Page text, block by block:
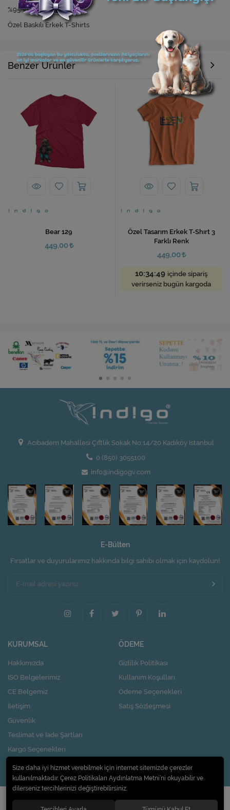
%95 Viskon %5 Elastan
Özel Baskılı Erkek T-Shirts
Benzer Ürünler
Bear 129
449,00
Özel Tasarım Erkek T-Shırt 3
Farklı Renk
449,00
10:34:49 içinde sipariş
verirseniz bugün kargoda
Acıbadem Mahallesi Çiftlik Sokak No:14/20 Kadıköy İstanbul
0 (850) 3055100
info@indigogv.com
E-Bülten
Fırsatlar ve duyurularımız hakkında bilgi sahibi olmak için kaydolun!
KURUMSAL
Hakkımızda
ISO Belgelerimiz
CE Belgemiz
İletişim
Güvenlik
Teslimat ve İade Şartları
Kargo Seçenekleri
Nasıl Kupon Kazanırım?
ÖDEME
Gizlilik Politikası
Kullanım Koşulları
Ödeme Seçenekleri
Satış Sözleşmesi
© 2020Pi Design İç ve Dış Ticaret Limited Şirketi. Tüm hakları saklıdır.
Size daha iyi hizmet verebilmek için internet sitemizde çerezler
kullanılmaktadır. Çerez Politikaları Aydınlatma Metni’ni okuyabilir ve
dilerseniz tercihlerinizi değiştirebilirsiniz.